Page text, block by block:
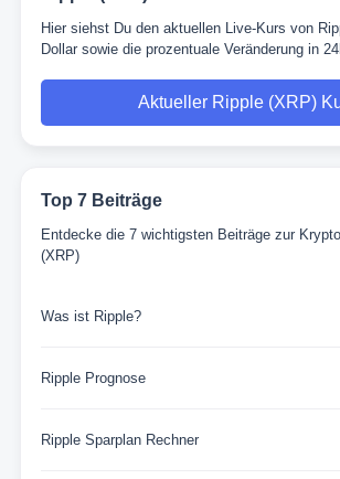
Hier siehst Du den aktuellen Live-Kurs von
Dollar sowie die prozentuale Veränderung in
Aktueller Ripple (XRP)
Top 7 Beiträge
Entdecke die 7 wichtigsten Beiträge zur
(XRP)
Was ist Ripple?
Ripple Prognose
Ripple Sparplan Rechner